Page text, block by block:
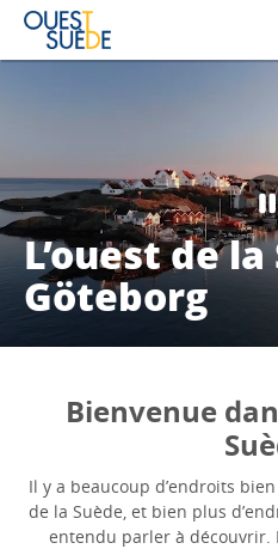
L’ouest de
Göteborg
Bienvenue
Il y a beaucoup d’endroits
de la Suède, et bien plus
entendu parler à découvrir.